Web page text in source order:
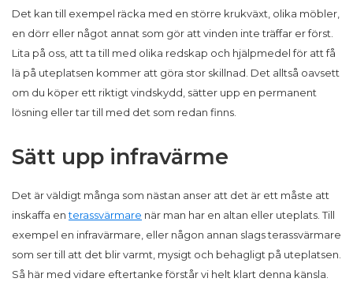
Det kan till exempel räcka med en större krukväxt, olika möbler,
en dörr eller något annat som gör att vinden inte träffar er först.
Lita på oss, att ta till med olika redskap och hjälpmedel för att få
lä på uteplatsen kommer att göra stor skillnad. Det alltså oavsett
om du köper ett riktigt vindskydd, sätter upp en permanent
lösning eller tar till med det som redan finns.
Sätt upp infravärme
Det är väldigt många som nästan anser att det är ett måste att
inskaffa enterassvärmare när man har en altan eller uteplats. Till
exempel en infravärmare, eller någon annan slags terassvärmare
som ser till att det blir varmt, mysigt och behagligt på uteplatsen.
Så här med vidare eftertanke förstår vi helt klart denna känsla.